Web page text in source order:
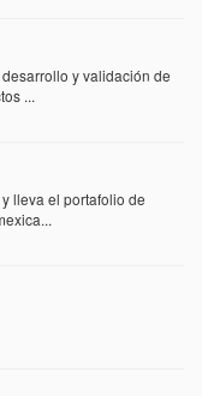
y validación de
...
lleva el portafolio de